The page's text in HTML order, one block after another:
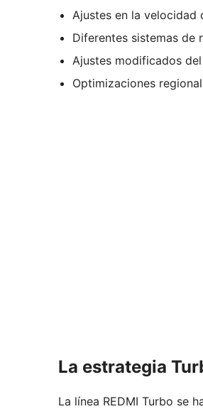
Ajustes en la velocidad
Diferentes sistemas de
Ajustes modificados
Optimizaciones
La estrategia
La línea REDMI Turbo se